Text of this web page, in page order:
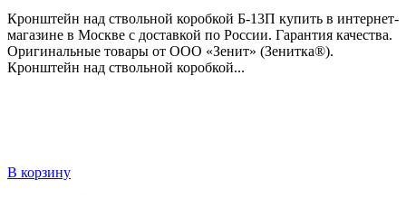
Кронштейн над ствольной коробкой Б-13П купить в интернет-
магазине в Москве с доставкой по России. Гарантия качества.
Оригинальные товары от ООО «Зенит» (Зенитка®).
Кронштейн над ствольной коробкой...
В корзину